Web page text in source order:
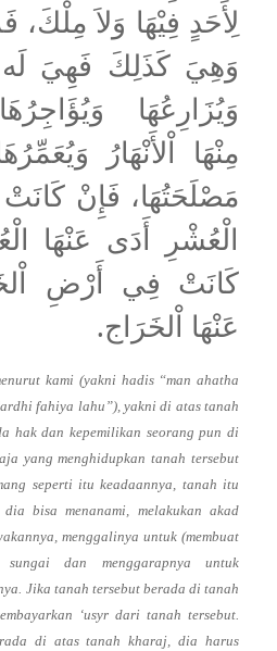
لِأَحَدٍ فِيْهَا وَلاَ مِلْكَ،
وَهِيَ كَذَلِكَ فَهِيَ لَه
وَيُزَارِعُهَا
مِنْهَا اْلأَنْهَارُ
مَصْلَحَتُهَا، فَإِنْ
الْعُشْرِ أَدَى عَنْهَا
كَانَتْ فِي أَرْضِ
عَنْهَا اْلخَرَاج.
kami (yakni hadis “man ahatha
fahiya lahu”), yakni di atas tanah
hak dan kepemilikan seorang pun di
yang menghidupkan tanah tersebut
seperti itu keadaannya, tanah itu
bisa menanami, melakukan akad
menggalinya untuk (membuat
sungai dan menggarapnya untuk
Jika tanah tersebut berada di tanah
‘usyr dari tanah tersebut.
di atas tanah kharaj, dia harus